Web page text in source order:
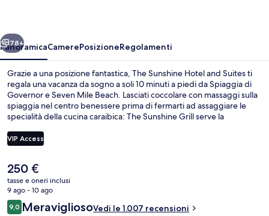
Avanti
78+
PanoramicaCamerePosizioneRegolamenti
Grazie a una posizione fantastica, The Sunshine Hotel and Suites ti
regala una vacanza da sogno a soli 10 minuti a piedi da Spiaggia di
Governor e Seven Mile Beach. Lasciati coccolare con massaggi sulla
spiaggia nel centro benessere prima di fermarti ad assaggiare le
specialità della cucina caraibica: The Sunshine Grill serve la
uno snack bar, mentre le dotazioni in camera includono frigoriferi e
microonde. Le recensioni dei viaggiatori lodano il personale gentile
VIP Access
Il
prezzo
attuale
è
250 €
250 €
tasse e oneri inclusi
9 ago - 10 ago
Recensioni
9,09,0 su 10
MeravigliosoVedi le 1.007 recensioni